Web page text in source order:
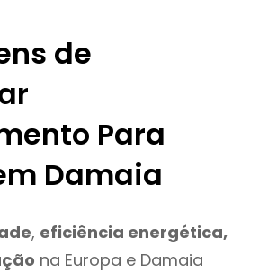
de
Para
Damaia
, eficiência energética,
na Europa e Damaia